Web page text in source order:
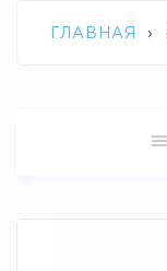
ГЛАВНАЯ ›